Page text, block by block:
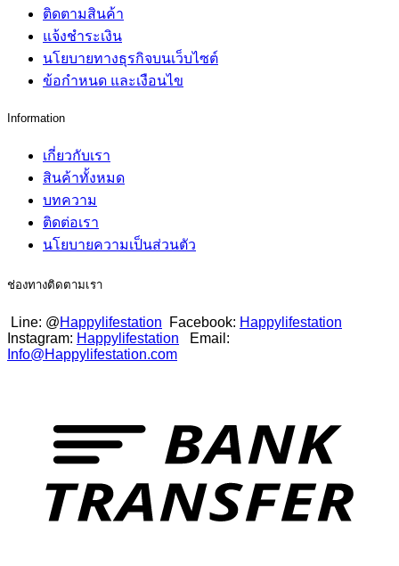
ติดตามสินค้า
แจ้งชำระเงิน
นโยบายทางธุรกิจบนเว็บไซต์
ข้อกำหนด และเงือนไข
Information
เกี่ยวกับเรา
สินค้าทั้งหมด
บทความ
ติดต่อเรา
นโยบายความเป็นส่วนตัว
ช่องทางติดตามเรา
Line: @Happylifestation Facebook: Happylifestation
Instagram: Happylifestation
Email:
Info@Happylifestation.com